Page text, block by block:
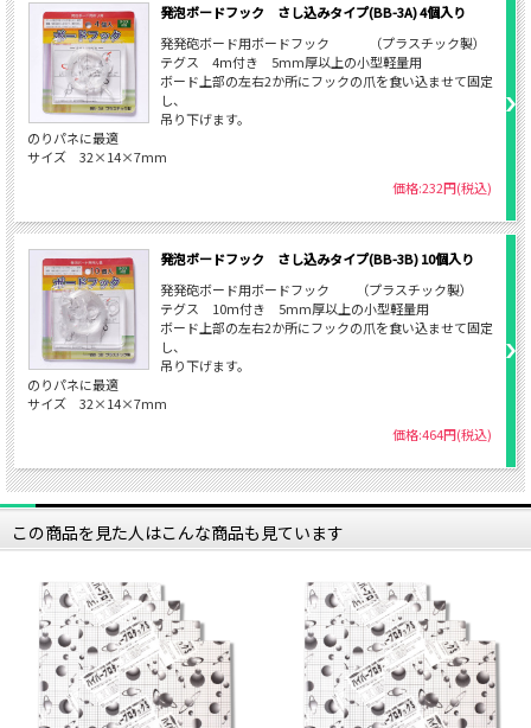
発泡ボードフック さし込みタイプ(BB-3A) 4個入り
発発砲ボード用ボードフック （プラスチック製）
テグス 4ｍ付き 5mm厚以上の小型軽量用
ボード上部の左右2か所にフックの爪を食い込ませて固定
し、
吊り下げます。
のりパネに最適
サイズ 32×14×7mm
価格:232円(税込)
発泡ボードフック さし込みタイプ(BB-3B) 10個入り
発発砲ボード用ボードフック （プラスチック製）
テグス 10ｍ付き 5mm厚以上の小型軽量用
ボード上部の左右2か所にフックの爪を食い込ませて固定
し、
吊り下げます。
のりパネに最適
サイズ 32×14×7mm
価格:464円(税込)
この商品を見た人はこんな商品も見ています